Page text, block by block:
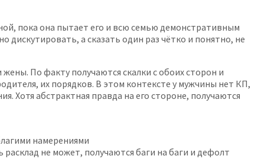
пока она пытает его и всю семью демонстративным
дискутировать, а сказать один раз чётко и понятно, не
По факту получаются скалки с обоих сторон и
их порядков. В этом контексте у мужчины нет КП,
Хотя абстрактная правда на его стороне, получаются
намерениями
не может, получаются баги на баги и дефолт